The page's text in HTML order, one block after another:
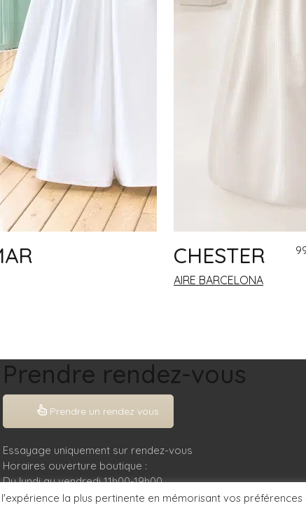
CHESTER
AIRE BARCELONA
Prendre rendez-vous
Prendre un rendez vous
Essayage uniquement sur rendez-vous
Horaires ouverture boutique :
Du lundi au vendredi 11h00-19h00
Le samedi 10h00-19h00la plus pertinente en mémorisant vos préférences